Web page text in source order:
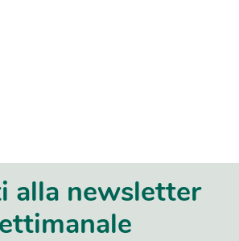
alla newsletter